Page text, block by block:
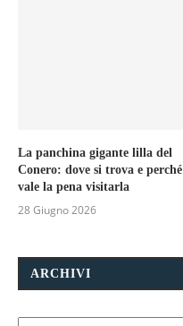
La panchina gigante lilla del
Conero: dove si trova e perché
vale la pena visitarla
28 Giugno 2026
ARCHIVI